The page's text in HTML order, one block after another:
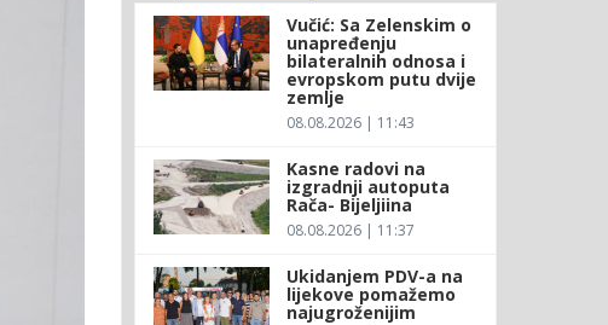
Vučić: Sa Zelenskim o
unapređenju
bilateralnih odnosa i
evropskom putu dvije
zemlje
08.08.2026 | 11:43
Kasne radovi na
izgradnji autoputa
Rača- Bijeljiina
08.08.2026 | 11:37
Ukidanjem PDV-a na
lijekove pomažemo
najugroženijim